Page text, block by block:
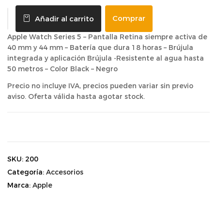
Añadir al carrito Comprar
Apple Watch Series 5 – Pantalla Retina siempre activa de
40 mm y 44 mm – Batería que dura 18 horas – Brújula
integrada y aplicación Brújula -Resistente al agua hasta
50 metros – Color Black – Negro
Precio no incluye IVA, precios pueden variar sin previo
aviso. Oferta válida hasta agotar stock.
SKU: 200
Categoría: Accesorios
Marca: Apple